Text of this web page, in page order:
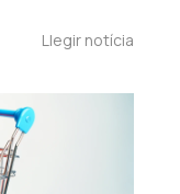
Llegir notícia